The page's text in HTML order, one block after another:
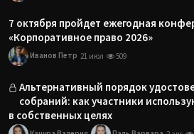
7 октября пройдет ежегодная
«Корпоративное право 2026»
Иванов Петр 21 июл 509
Альтернативный порядок
собраний: как участники
в собственных целях